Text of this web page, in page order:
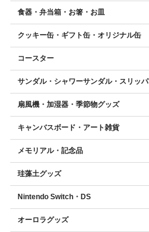
食器・弁当箱・お箸・お皿
クッキー缶・ギフト缶・オリジナル缶
コースター
サンダル・シャワーサンダル・スリッパ
扇風機・加湿器・季節物グッズ
キャンバスボード・アート雑貨
メモリアル・記念品
珪藻土グッズ
Nintendo Switch・DS
オーロラグッズ